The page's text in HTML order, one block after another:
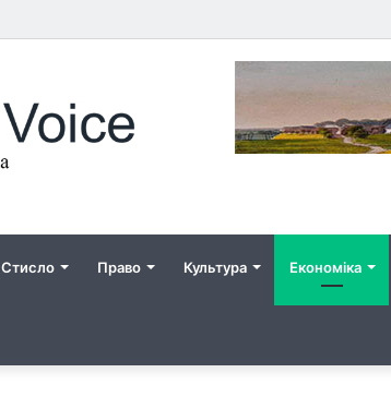
Стисло Право Культура Економіка